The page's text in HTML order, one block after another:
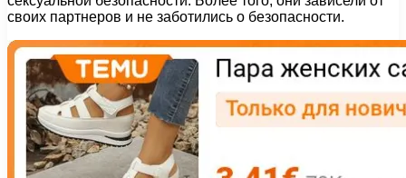
своих партнеров и не заботились о безопасности.